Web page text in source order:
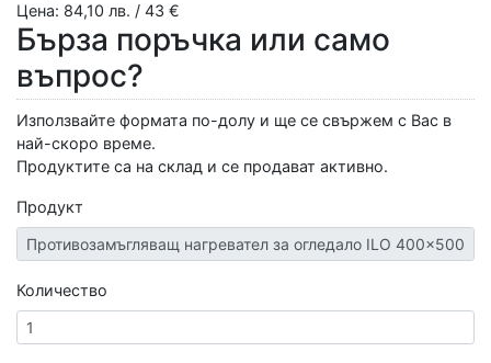
Цена: 84,10 лв. / 43 €
Бърза поръчка или само
въпрос?
Използвайте формата по-долу и ще се свържем с Вас в
най-скоро време.
Продуктите са на склад и се продават активно.
Продукт
Количество